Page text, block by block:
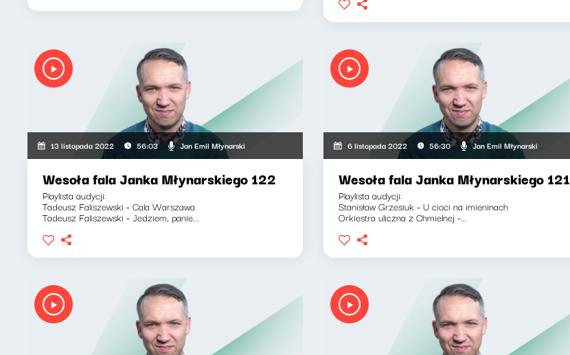
13 listopada 2022 56:03 Jan Emil Młynarski
Wesoła fala Janka Młynarskiego 122
Playlista audycji:
Tadeusz Faliszewski - Cala Warszawa
Tadeusz Faliszewski - Jedziem, panie...
6 listopada 2022 56:30 Jan Emil Młynarski
Wesoła fala Janka Młynarskiego 121
Playlista audycji:
Stanisław Grzesiuk - U cioci na imieninach
Orkiestra uliczna z Chmielnej -...